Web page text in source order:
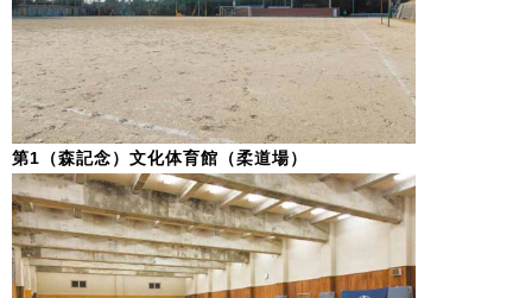
第1（森記念）文化体育館（柔道場）